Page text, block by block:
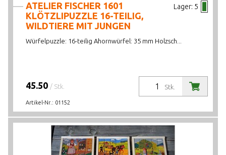
Lager: 5
ATELIER FISCHER 1601
KLÖTZLIPUZZLE 16-TEILIG,
WILDTIERE MIT JUNGEN
Würfelpuzzle: 16-teilig Ahornwürfel: 35 mm Holzsch...
Stk.
45.50 / Stk.
Artikel-Nr.: 01152